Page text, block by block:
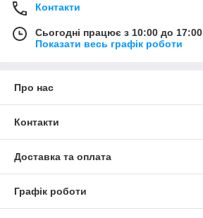
Контакти
Сьогодні працює з 10:00 до 17:00
Показати весь графік роботи
Про нас
Контакти
Доставка та оплата
Графік роботи